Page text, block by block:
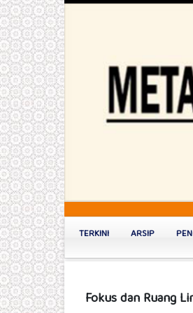
TERKINI ARSIP
Fokus dan Ruang